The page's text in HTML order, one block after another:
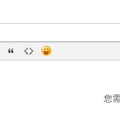
您